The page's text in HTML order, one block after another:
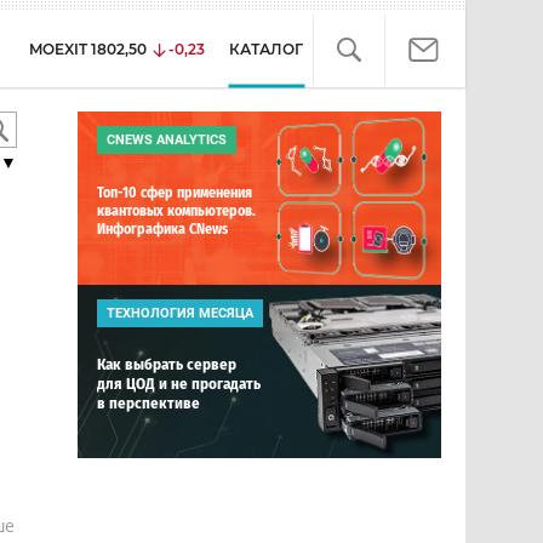
MOEXIT 1802,50 -0,23 КАТАЛОГ
CNEWS ANALYTICS
Топ-10 сфер применения
квантовых компьютеров.
Инфографика CNews
ТЕХНОЛОГИЯ МЕСЯЦА
Как выбрать сервер
для ЦОД и не прогадать
в перспективе